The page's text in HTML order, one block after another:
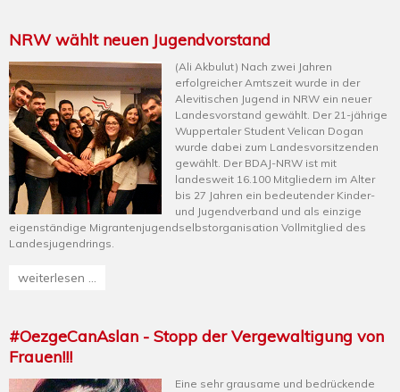
NRW wählt neuen Jugendvorstand
(Ali Akbulut) Nach zwei Jahren
erfolgreicher Amtszeit wurde in der
Alevitischen Jugend in NRW ein neuer
Landesvorstand gewählt. Der 21-jährige
Wuppertaler Student Velican Dogan
wurde dabei zum Landesvorsitzenden
gewählt. Der BDAJ-NRW ist mit
landesweit 16.100 Mitgliedern im Alter
bis 27 Jahren ein bedeutender Kinder-
und Jugendverband und als einzige
eigenständige Migrantenjugendselbstorganisation Vollmitglied des
Landesjugendrings.
weiterlesen ...
#OezgeCanAslan - Stopp der Vergewaltigung von
Frauen!!!
Eine sehr grausame und bedrückende